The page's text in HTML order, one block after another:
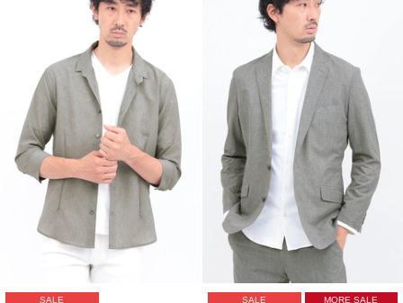
SALE
SALE
MORE SALE